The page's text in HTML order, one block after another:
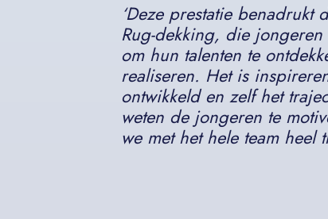
‘Deze prestatie benadrukt
Rug-dekking, die
om hun talenten te
realiseren. Het is
ontwikkeld en zelf het
weten de jongeren te
we met het hele team heel